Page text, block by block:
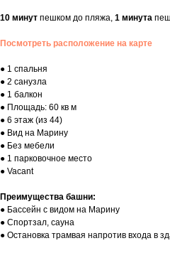
10 минут пешком до пляжа, 1 минута
Посмотреть расположение на карте
● 1 спальня
● 2 санузла
● 1 балкон
● Площадь: 60 кв м
● 6 этаж (из 44)
● Вид на Марину
● Без мебели
● 1 парковочное место
● Vacant
Преимущества башни:
● Бассейн с видом на Марину
● Спортзал, сауна
● Остановка трамвая напротив входа в